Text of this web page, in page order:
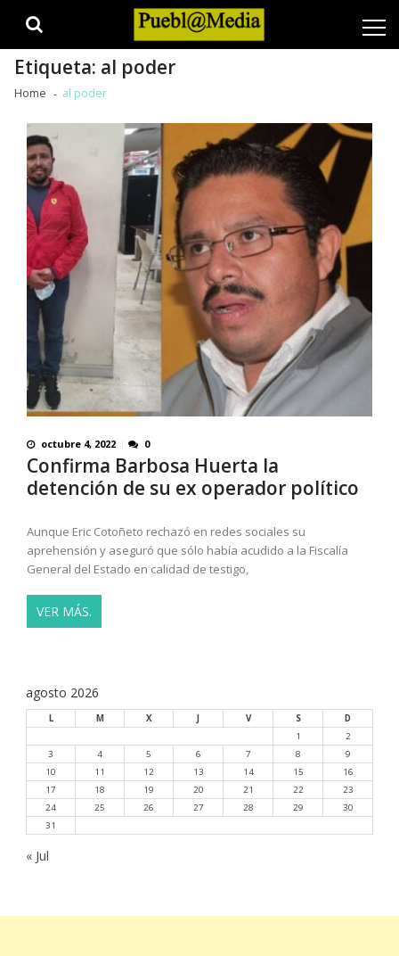
Etiqueta: al poder
Home al poder
octubre 4, 2022 0
Confirma Barbosa Huerta la
detención de su ex operador político
Aunque Eric Cotoñeto rechazó en redes sociales su
aprehensión y aseguró que sólo había acudido a la Fiscalía
General del Estado en calidad de testigo,
VER MÁS.
agosto 2026
L M X V S
D
1
2
3
4 5 6 7 8
9
10
11 12 13 14 15
16
17
18 19 20 21 22
23
24
25 26 27 28 29
30
31
« Jul